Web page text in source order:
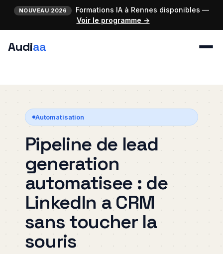
NOUVEAU 2026
Formations IA à Rennes disponibles —
Voir le programme →
Audiaa
Automatisation
Pipeline de lead
generation
automatisee : de
LinkedIn a CRM
sans toucher la
souris